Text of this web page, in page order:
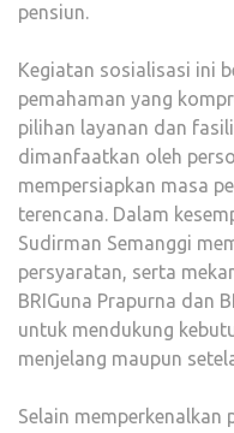
pensiun.
Kegiatan sosialisasi ini
pemahaman yang
pilihan layanan dan
dimanfaatkan oleh
mempersiapkan masa
terencana. Dalam
Sudirman Semanggi
persyaratan, serta
BRIGuna Prapurna dan
untuk mendukung
menjelang maupun
Selain memperkenalkan